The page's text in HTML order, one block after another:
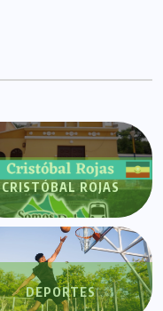
CRISTÓBAL ROJAS
DEPORTES